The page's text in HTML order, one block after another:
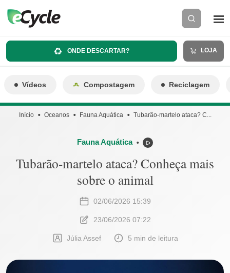
ONDE DESCARTAR? LOJA
Vídeos Compostagem Reciclagem
Início Oceanos Fauna Aquática Tubarão-martelo ataca? C...
Fauna Aquática ⬤
Tubarão-martelo ataca? Conheça mais
sobre o animal
02/06/2026 15:39
23/06/2026 07:22
Júlia Assef 5 min de leitura